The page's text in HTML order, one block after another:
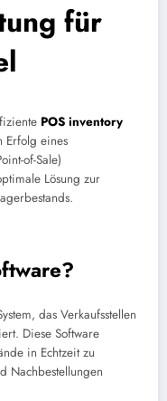
für
POS inventory
Erfolg eines
of-Sale)
Lösung zur
das Verkaufsstellen
Diese Software
in Echtzeit zu
Nachbestellungen